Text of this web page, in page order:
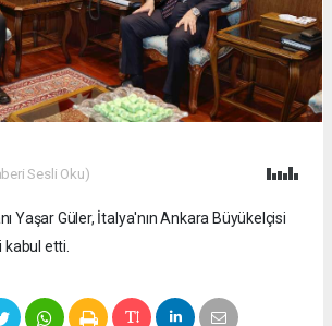
Sesli Oku)
Yaşar Güler, İtalya'nın Ankara Büyükelçisi
etti.